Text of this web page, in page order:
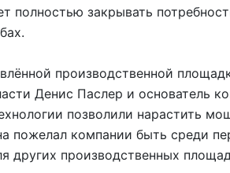
полностью закрывать
производственной
Денис Паслер и основатель
позволили нарастить
пожелал компании быть среди
других производственных